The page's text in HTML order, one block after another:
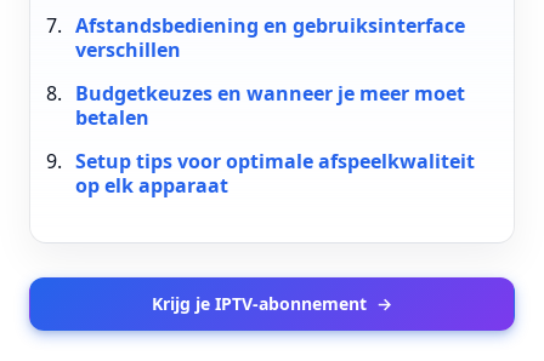
Afstandsbediening en gebruiksinterface
verschillen
Budgetkeuzes en wanneer je meer moet
betalen
Setup tips voor optimale afspeelkwaliteit
op elk apparaat
Krijg je IPTV-abonnement →